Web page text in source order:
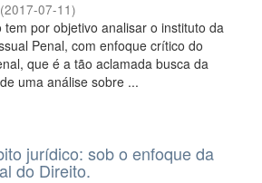
(2017-07-11)
por objetivo analisar o instituto da
Penal, com enfoque crítico do
que é a tão aclamada busca da
uma análise sobre ...
jurídico: sob o enfoque da
do Direito.